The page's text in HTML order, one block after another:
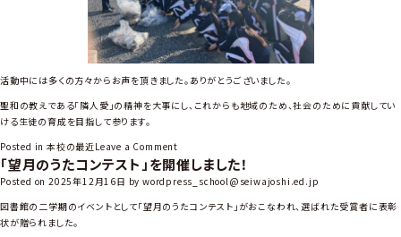
活動中には多くの方々からお声を頂きました。ありがとうございました。
聖和の教えである「隣人愛」の精神を大事にし、これからも地域のため、社会のために貢献してい
ける生徒の育成を目指して参ります。
Posted in 本校の最近Leave a Comment
n
社
福
「望月のうたコンテスト」を開催しました！
Posted on 2025年12月16日 bywordpress_school@seiwajoshi.ed.jp
図書館の二学期のイベントとして「望月のうたコンテスト」がおこなわれ、選ばれた受賞者に表彰
状が贈られました。